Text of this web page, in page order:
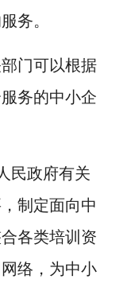
务。
门可以根据
务的中小企
民政府有关
制定面向中
各类培训资
络，为中小